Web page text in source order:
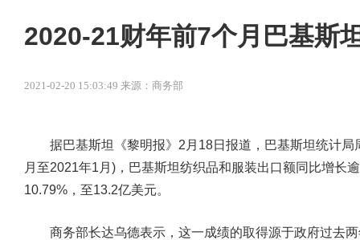
2020-21财年前7个月巴基斯
2021-02-20 15:03:49 来源：商务部
据巴基斯坦《黎明报》2月18日报道，巴基斯坦统计局
月至2021年1月)，巴基斯坦纺织品和服装出口额同比增长
10.79%，至13.2亿美元。
商务部长达乌德表示，这一成绩的取得源于政府过去两